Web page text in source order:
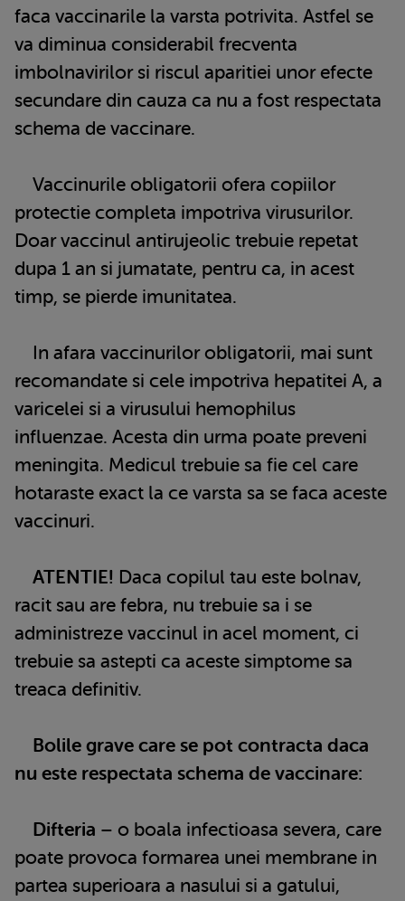
faca vaccinarile la varsta potrivita. Astfel se
va diminua considerabil frecventa
imbolnavirilor si riscul aparitiei unor efecte
secundare din cauza ca nu a fost respectata
schema de vaccinare.
Vaccinurile obligatorii ofera copiilor
protectie completa impotriva virusurilor.
Doar vaccinul antirujeolic trebuie repetat
dupa 1 an si jumatate, pentru ca, in acest
timp, se pierde imunitatea.
In afara vaccinurilor obligatorii, mai sunt
recomandate si cele impotriva hepatitei A, a
varicelei si a virusului hemophilus
influenzae. Acesta din urma poate preveni
meningita. Medicul trebuie sa fie cel care
hotaraste exact la ce varsta sa se faca aceste
vaccinuri.
ATENTIE! Daca copilul tau este bolnav,
racit sau are febra, nu trebuie sa i se
administreze vaccinul in acel moment, ci
trebuie sa astepti ca aceste simptome sa
treaca definitiv.
Bolile grave care se pot contracta daca
nu este respectata schema de vaccinare:
Difteria – o boala infectioasa severa, care
poate provoca formarea unei membrane in
partea superioara a nasului si a gatului,